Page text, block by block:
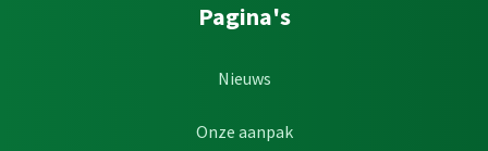
Pagina's
Nieuws
Onze aanpak